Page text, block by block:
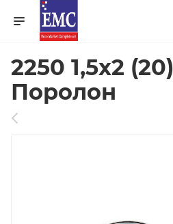
2250 1,5х2 (20)
Поролон